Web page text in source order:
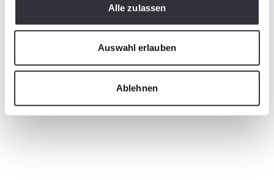
Alle zulassen
Auswahl erlauben
Ablehnen
ROPS Certificate
Type: application/pdf
Taille du fichier: 289.83 KB